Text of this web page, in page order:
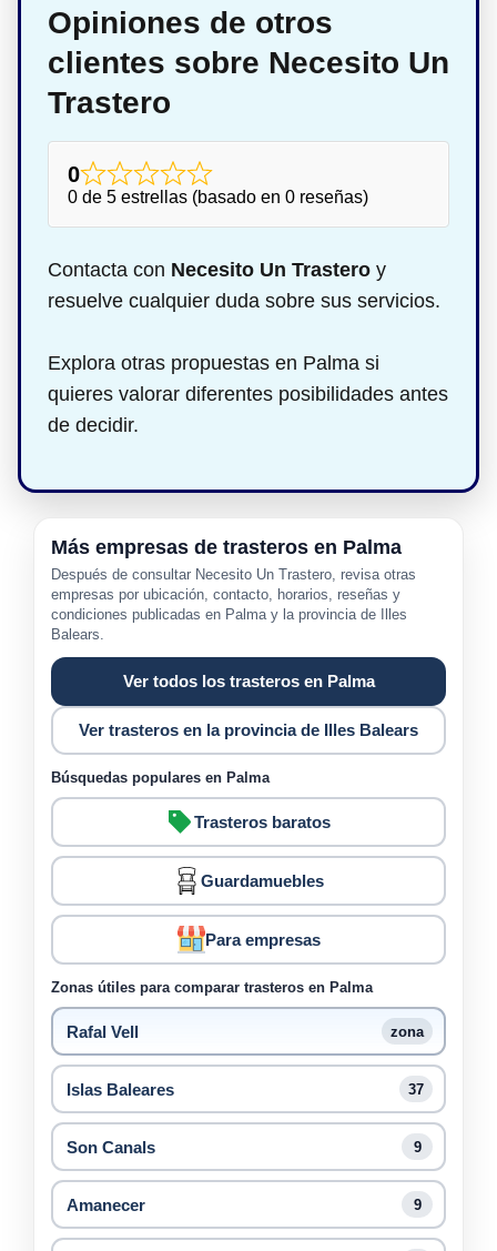
Opiniones de otros
clientes sobre Necesito Un
Trastero
0
0 de 5 estrellas (basado en 0 reseñas)
Contacta con Necesito Un Trastero y
resuelve cualquier duda sobre sus servicios.
Explora otras propuestas en Palma si
quieres valorar diferentes posibilidades antes
de decidir.
Más empresas de trasteros en Palma
Después de consultar Necesito Un Trastero, revisa otras
empresas por ubicación, contacto, horarios, reseñas y
condiciones publicadas en Palma y la provincia de Illes
Balears.
Ver todos los trasteros en Palma
Ver trasteros en la provincia de Illes Balears
Búsquedas populares en Palma
Trasteros baratos
Guardamuebles
Para empresas
Zonas útiles para comparar trasteros en Palma
Rafal Vell zona
Islas Baleares 37
Son Canals 9
Amanecer 9